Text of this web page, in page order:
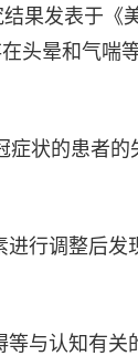
果发表于《
头晕和气喘
症状的患者的
进行调整后发
等与认知有关